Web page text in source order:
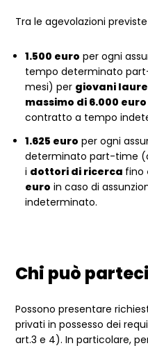
Tra le agevolazioni
1.500 euro per ogni
tempo determinato
mesi) per giovani
massimo di 6.000 euro
contratto a tempo
1.625 euro per ogni
determinato part-time
i dottori di ricerca fino
euro in caso di
indeterminato.
Chi può
Possono presentare
privati in possesso dei
art.3 e 4). In particolare,